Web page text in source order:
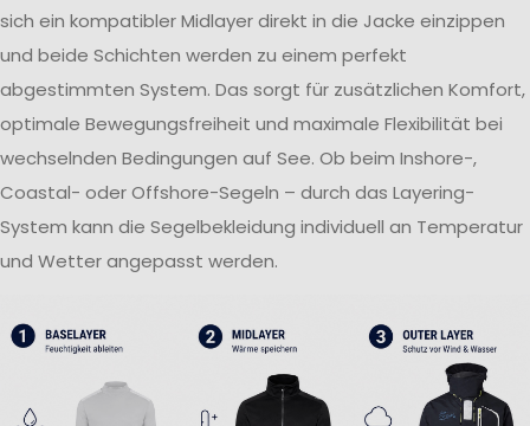
sich ein kompatibler Midlayer direkt in die Jacke einzippen
und beide Schichten werden zu einem perfekt
abgestimmten System. Das sorgt für zusätzlichen Komfort,
optimale Bewegungsfreiheit und maximale Flexibilität bei
wechselnden Bedingungen auf See. Ob beim Inshore-,
Coastal- oder Offshore-Segeln – durch das Layering-
System kann die Segelbekleidung individuell an Temperatur
und Wetter angepasst werden.